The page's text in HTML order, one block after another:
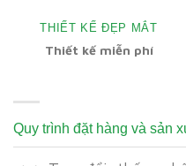
THIẾT KẾ ĐẸP MẮT
Thiết kế miễn phí
Quy trình đặt hàng và sản